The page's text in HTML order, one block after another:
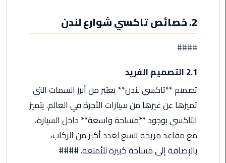
ليموزين
مطار
سفنكس
خدمة
ليموزين
الغردقة
ليموزين
دهب
القاهرة
2. خصائص تاكسي شوارع لندن
####
2.1 التصميم الفريد
تصميم **تاكسي لندن** يعتبر من أبرز السمات التي
تميزها عن غيرها من سيارات الأجرة في العالم. يتميز
التاكسي بوجود **مساحة واسعة** داخل السيارة،
مع مقاعد مريحة تتسع لعدد أكبر من الركاب،
بالإضافة إلى مساحة كبيرة للأمتعة. ####